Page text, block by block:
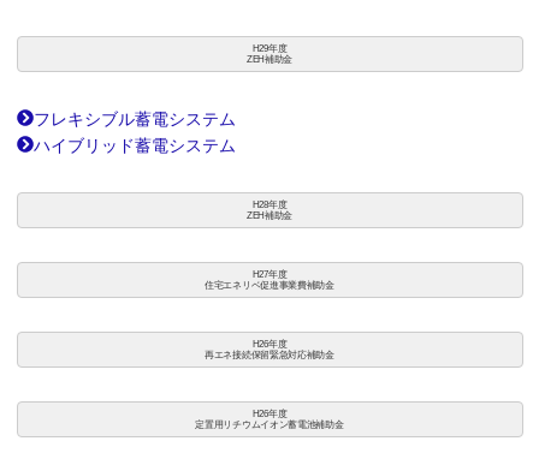
H29年度
ZEH補助金
フレキシブル蓄電システム
ハイブリッド蓄電システム
H28年度
ZEH補助金
H27年度
住宅エネリベ促進事業費補助金
H26年度
再エネ接続保留緊急対応補助金
H26年度
定置用リチウムイオン蓄電池補助金